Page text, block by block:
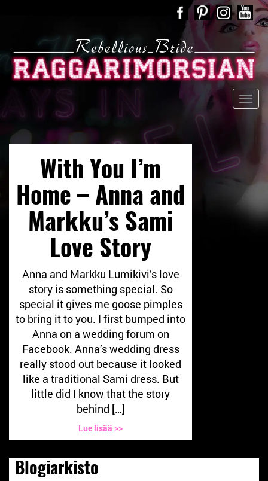
With You I’m
Home – Anna and
Markku’s Sami
Love Story
Anna and Markku Lumikivi’s love
story is something special. So
special it gives me goose pimples
to bring it to you. I first bumped into
Anna on a wedding forum on
Facebook. Anna’s wedding dress
really stood out because it looked
like a traditional Sami dress. But
little did I know that the story
behind […]
Lue lisää >>
Blogiarkisto